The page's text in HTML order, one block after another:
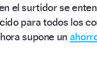
el surtidor se
para todos los
supone un